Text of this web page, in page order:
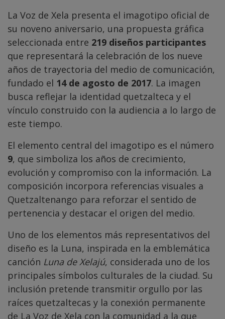
La Voz de Xela presenta el imagotipo oficial de
su noveno aniversario, una propuesta gráfica
seleccionada entre 219 diseños participantes
que representará la celebración de los nueve
años de trayectoria del medio de comunicación,
fundado el 14 de agosto de 2017. La imagen
busca reflejar la identidad quetzalteca y el
vínculo construido con la audiencia a lo largo de
este tiempo.
El elemento central del imagotipo es el número
9, que simboliza los años de crecimiento,
evolución y compromiso con la información. La
composición incorpora referencias visuales a
Quetzaltenango para reforzar el sentido de
pertenencia y destacar el origen del medio.
Uno de los elementos más representativos del
diseño es la Luna, inspirada en la emblemática
canción Luna de Xelajú, considerada uno de los
principales símbolos culturales de la ciudad. Su
inclusión pretende transmitir orgullo por las
raíces quetzaltecas y la conexión permanente
de La Voz de Xela con la comunidad a la que